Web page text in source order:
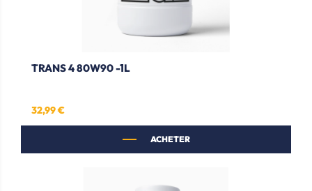
TRANS 4 80W90 -1L
Prix
32,99 €
ACHETER